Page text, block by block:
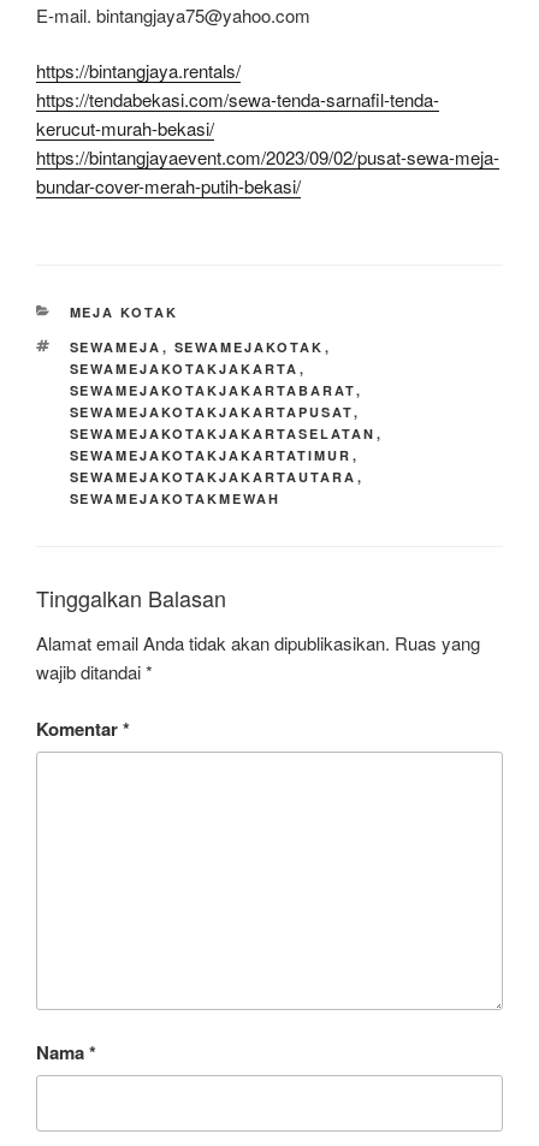
E-mail. bintangjaya75@yahoo.com
https://bintangjaya.rentals/
https://tendabekasi.com/sewa-tenda-sarnafil-tenda-
kerucut-murah-bekasi/
https://bintangjayaevent.com/2023/09/02/pusat-sewa-meja-
bundar-cover-merah-putih-bekasi/
KATEGORI
MEJA KOTAK
TAG
SEWAMEJA , SEWAMEJAKOTAK ,
SEWAMEJAKOTAKJAKARTA ,
SEWAMEJAKOTAKJAKARTABARAT,
SEWAMEJAKOTAKJAKARTAPUSAT,
SEWAMEJAKOTAKJAKARTASELATAN ,
SEWAMEJAKOTAKJAKARTATIMUR ,
SEWAMEJAKOTAKJAKARTAUTARA ,
SEWAMEJAKOTAKMEWAH
Tinggalkan Balasan
Alamat email Anda tidak akan dipublikasikan. Ruas yang
wajib ditandai*
Komentar*
Nama*